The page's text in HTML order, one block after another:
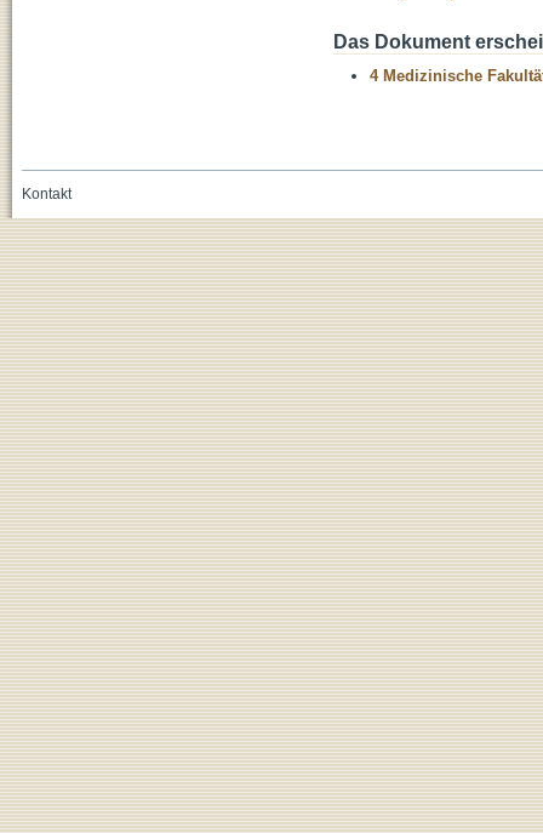
Das Dokument
4 Medizinische
Kontakt